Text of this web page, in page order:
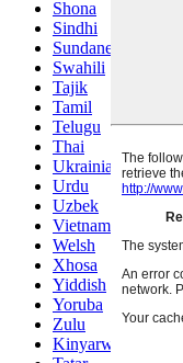
Shona
Sindhi
Sundanese
Swahili
Tajik
Tamil
Telugu
Thai
Ukrainian
Urdu
Uzbek
Vietnamese
Welsh
Xhosa
Yiddish
Yoruba
Zulu
Kinyarwanda